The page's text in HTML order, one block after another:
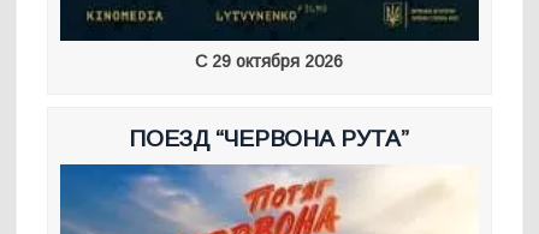
С 29 октября 2026
ПОЕЗД “ЧЕРВОНА РУТА”